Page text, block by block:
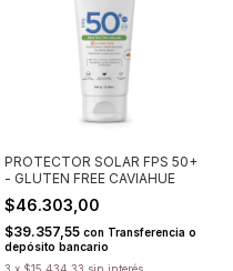
PROTECTOR SOLAR FPS 50+
- GLUTEN FREE CAVIAHUE
$46.303,00
$39.357,55 con Transferencia o
depósito bancario